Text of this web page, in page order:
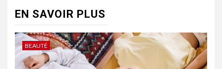
EN SAVOIR PLUS
BEAUTÉ